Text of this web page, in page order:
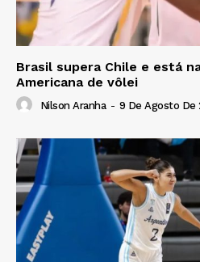
Brasil supera Chile e está
Americana de vôlei
Nilson Aranha - 9 De Agosto De